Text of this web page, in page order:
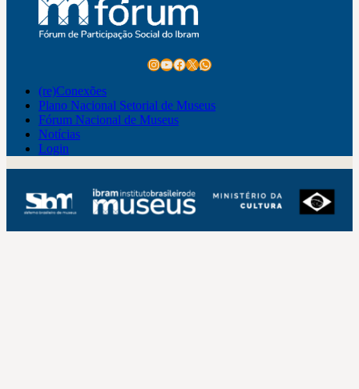
Instagram
Youtube
Facebook
X WhatsApp
(re)Conexões
Plano Nacional Setorial de Museus
Fórum Nacional de Museus
Notícias
Login